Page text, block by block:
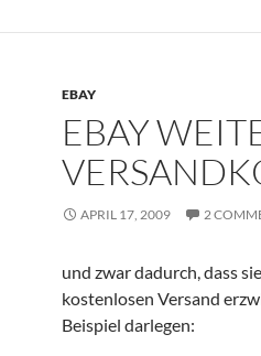
EBAY
EBAY
APRIL 17, 2009 2
und zwar dadurch, dass
kostenlosen Versand
Beispiel darlegen: